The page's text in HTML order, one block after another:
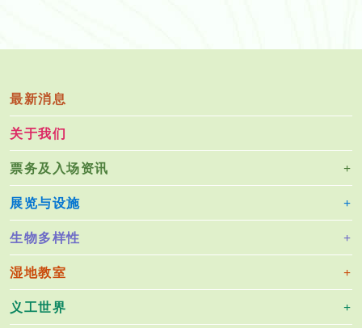
最新消息
关于我们
票务及入场资讯
展览与设施
生物多样性
湿地教室
义工世界